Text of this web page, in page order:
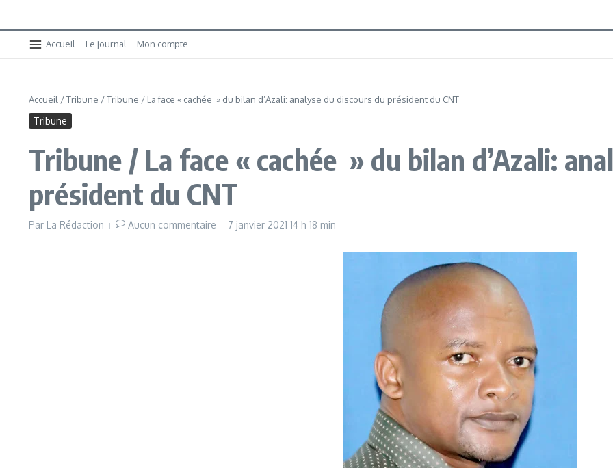
Accueil Le journal Mon compte
Accueil /Tribune /Tribune / La face « cachée » du bilan d’Azali: analyse du discours du président du CNT
Tribune
Tribune / La face « cachée » du bilan d’Azali:
président du CNT
Par La Rédaction Aucun commentaire 7 janvier 2021 14 h 18 min